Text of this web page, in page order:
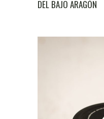
DEL BAJO ARAGÓN